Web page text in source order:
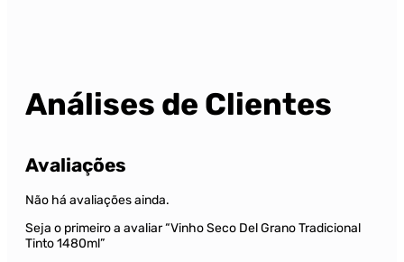
Análises de Clientes
Avaliações
Não há avaliações ainda.
Seja o primeiro a avaliar “Vinho Seco Del Grano Tradicional
Tinto 1480ml”